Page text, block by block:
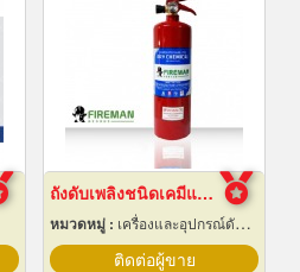
ถังดับเพลิงชนิดเคมีแห้ง สำหรับติดรถยนต์
หมวดหมู่ : เครื่องและอุปกรณ์ดับเพลิง
ติดต่อผู้ขาย